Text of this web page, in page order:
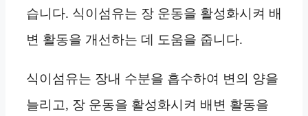
습니다. 식이섬유는 장 운동을 활성화시켜 배
변 활동을 개선하는 데 도움을 줍니다.
식이섬유는 장내 수분을 흡수하여 변의 양을
늘리고, 장 운동을 활성화시켜 배변 활동을